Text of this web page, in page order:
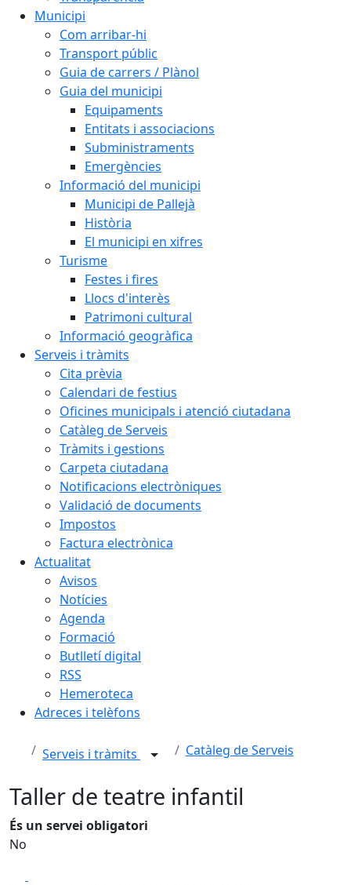
Municipi
Com arribar-hi
Transport públic
Guia de carrers / Plànol
Guia del municipi
Equipaments
Entitats i associacions
Subministraments
Emergències
Informació del municipi
Municipi de Pallejà
Història
El municipi en xifres
Turisme
Festes i fires
Llocs d'interès
Patrimoni cultural
Informació geogràfica
Serveis i tràmits
Cita prèvia
Calendari de festius
Oficines municipals i atenció ciutadana
Catàleg de Serveis
Tràmits i gestions
Carpeta ciutadana
Notificacions electròniques
Validació de documents
Impostos
Factura electrònica
Actualitat
Avisos
Notícies
Agenda
Formació
Butlletí digital
RSS
Hemeroteca
Adreces i telèfons
Serveis i tràmits Catàleg de Serveis
Taller de teatre infantil
És un servei obligatori
No